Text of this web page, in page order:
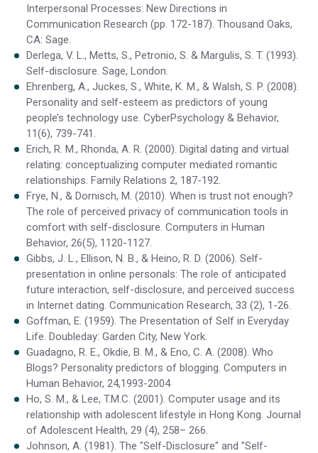
Interpersonal Processes: New Directions in
Communication Research (pp. 172-187). Thousand Oaks,
CA: Sage.
Derlega, V. L., Metts, S., Petronio, S. & Margulis, S. T. (1993).
Self-disclosure. Sage, London.
Ehrenberg, A., Juckes, S., White, K. M., & Walsh, S. P. (2008).
Personality and self-esteem as predictors of young
people’s technology use. CyberPsychology & Behavior,
11(6), 739-741.
Erich, R. M., Rhonda, A. R. (2000). Digital dating and virtual
relating: conceptualizing computer mediated romantic
relationships. Family Relations 2, 187-192.
Frye, N., & Dornisch, M. (2010). When is trust not enough?
The role of perceived privacy of communication tools in
comfort with self-disclosure. Computers in Human
Behavior, 26(5), 1120-1127.
Gibbs, J. L., Ellison, N. B., & Heino, R. D. (2006). Self-
presentation in online personals: The role of anticipated
future interaction, self-disclosure, and perceived success
in Internet dating. Communication Research, 33 (2), 1-26.
Goffman, E. (1959). The Presentation of Self in Everyday
Life. Doubleday: Garden City, New York.
Guadagno, R. E., Okdie, B. M., & Eno, C. A. (2008). Who
Blogs? Personality predictors of blogging. Computers in
Human Behavior, 24,1993-2004
Ho, S. M., & Lee, T.M.C. (2001). Computer usage and its
relationship with adolescent lifestyle in Hong Kong. Journal
of Adolescent Health, 29 (4), 258– 266.
Johnson, A. (1981). The "Self-Disclosure" and "Self-